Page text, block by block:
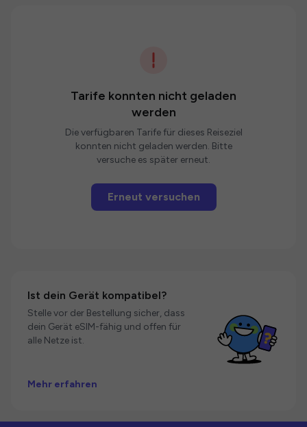
Tarife konnten nicht geladen
werden
Die verfügbaren Tarife für dieses Reiseziel
konnten nicht geladen werden. Bitte
versuche es später erneut.
Erneut versuchen
Ist dein Gerät kompatibel?
Stelle vor der Bestellung sicher, dass
dein Gerät eSIM-fähig und offen für
alle Netze ist.
Mehr erfahren